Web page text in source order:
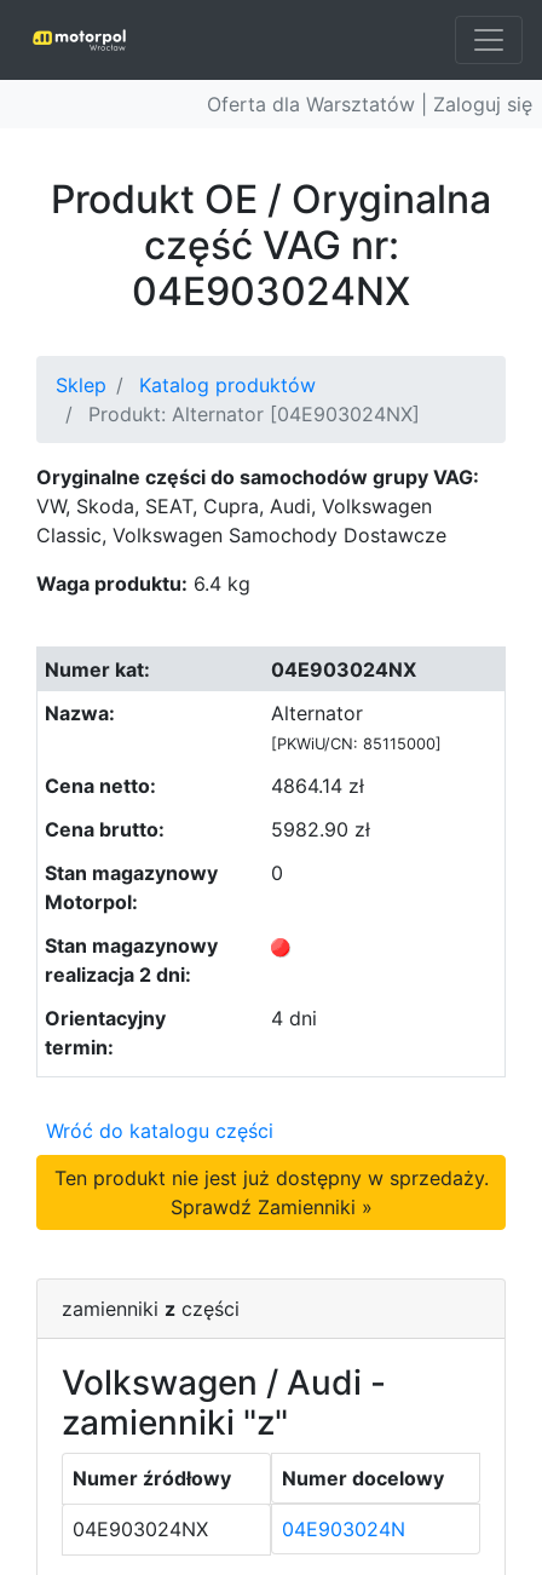
Oferta dla Warsztatów | Zaloguj się
Produkt OE / Oryginalna
część VAG nr:
04E903024NX
Sklep
Katalog produktów
Produkt: Alternator [04E903024NX]
Oryginalne części do samochodów grupy VAG:
VW, Skoda, SEAT, Cupra, Audi, Volkswagen
Classic, Volkswagen Samochody Dostawcze
Waga produktu: 6.4 kg
04E903024NX
Alternator
[PKWiU/CN: 85115000]
4864.14 zł
5982.90 zł
0
4 dni
Wróć do katalogu części
Ten produkt nie jest już dostępny w sprzedaży.
Sprawdź Zamienniki »
zamienniki z części
Volkswagen / Audi -
zamienniki "z"
Numer źródłowy Numer docelowy
04E903024NX 04E903024N